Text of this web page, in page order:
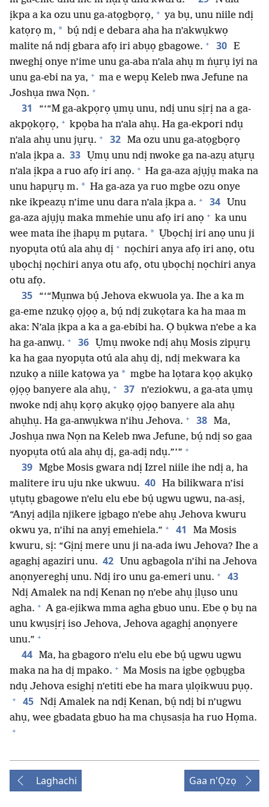
ịkpa a ka ozu unu ga-atọgbọrọ, + ya bụ, unu niile ndị
katọrọ m, * bụ́ ndị e debara aha ha n’akwụkwọ
malite ná ndị gbara afọ iri abụọ gbagowe. + 30 E
nweghị onye n’ime unu ga-aba n’ala ahụ m ṅụrụ iyi na
unu ga-ebi na ya, + ma e wepụ Keleb nwa Jefune na
Joshụa nwa Nọn. +
31
“‘“M ga-akpọrọ ụmụ unu, ndị unu sịrị na a ga-
akpọkọrọ, + kpọba ha n’ala ahụ. Ha ga-ekpori ndụ
n’ala ahụ unu jụrụ. + 32 Ma ozu unu ga-atọgbọrọ
n’ala ịkpa a. 33
Ụmụ unu ndị nwoke ga na-azụ atụrụ
n’ala ịkpa a ruo afọ iri anọ. + Ha ga-aza ajụjụ maka na
unu hapụrụ m. * Ha ga-aza ya ruo mgbe ozu onye
nke ikpeazụ n’ime unu dara n’ala ịkpa a. + 34
Unu
ga-aza ajụjụ maka mmehie unu afọ iri anọ + ka unu
wee mata ihe ịhapụ m pụtara. * Ụbọchị iri anọ unu ji
nyopụta otú ala ahụ dị + nọchiri anya afọ iri anọ, otu
ụbọchị nọchiri anya otu afọ, otu ụbọchị nọchiri anya
otu afọ.
35
“‘“Mụnwa bụ́ Jehova ekwuola ya. Ihe a ka m
ga-eme nzukọ ọjọọ a, bụ́ ndị zukọtara ka ha maa m
aka: N’ala ịkpa a ka a ga-ebibi ha. Ọ bụkwa n’ebe a ka
ha ga-anwụ. + 36
Ụmụ nwoke ndị ahụ Mosis zipụrụ
ka ha gaa nyopụta otú ala ahụ dị, ndị mekwara ka
nzukọ a niile katọwa ya * mgbe ha lọtara kọọ akụkọ
ọjọọ banyere ala ahụ, + 37 n’eziokwu, a ga-ata ụmụ
nwoke ndị ahụ kọrọ akụkọ ọjọọ banyere ala ahụ
ahụhụ. Ha ga-anwụkwa n’ihu Jehova. + 38 Ma,
Joshụa nwa Nọn na Keleb nwa Jefune, bụ́ ndị so gaa
nyopụta otú ala ahụ dị, ga-adị ndụ.”’” +
39 Mgbe Mosis gwara ndị Izrel niile ihe ndị a, ha
malitere iru uju nke ukwuu. 40 Ha bilikwara n’isi
ụtụtụ gbagowe n’elu elu ebe bụ́ ugwu ugwu, na-asị,
“Anyị adịla njikere ịgbago n’ebe ahụ Jehova kwuru
okwu ya, n’ihi na anyị emehiela.” + 41
Ma Mosis
kwuru, sị: “Gịnị mere unu ji na-ada iwu Jehova? Ihe a
agaghị agaziri unu. 42
Unu agbagola n’ihi na Jehova
anọnyereghị unu. Ndị iro unu ga-emeri unu. + 43
Ndị Amalek na ndị Kenan nọ n’ebe ahụ ịlụso unu
agha. + A ga-ejikwa mma agha gbuo unu. Ebe ọ bụ na
unu kwụsịrị iso Jehova, Jehova agaghị anọnyere
unu.” +
44 Ma, ha gbagoro n’elu elu ebe bụ́ ugwu ugwu
maka na ha dị mpako. + Ma Mosis na igbe ọgbụgba
ndụ Jehova esighị n’etiti ebe ha mara ụlọikwuu pụọ.
+ 45 Ndị Amalek na ndị Kenan, bụ́ ndị bi n’ugwu
ahụ, wee gbadata gbuo ha ma chụsasịa ha ruo Họma.
+
Laghachi Gaa n'Ọzọ